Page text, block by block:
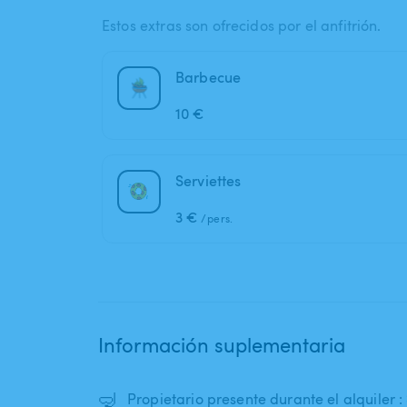
Estos extras son ofrecidos por el anfitrión.
Barbecue
10 €
Serviettes
3 € /pers.
Información suplementaria
🤿 Propietario presente durante el alquiler :